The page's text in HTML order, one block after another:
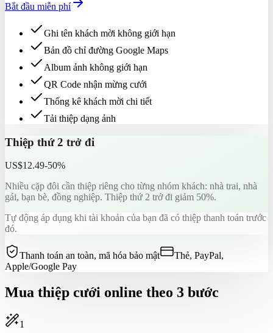
Bắt đầu miễn phí
Ghi tên khách mời không giới hạn
Bản đồ chỉ đường Google Maps
Album ảnh không giới hạn
QR Code nhận mừng cưới
Thống kê khách mời chi tiết
Tải thiệp dạng ảnh
Thiệp thứ 2 trở đi
US$12.49-50%
Nhiều cặp đôi cần thiệp riêng cho từng nhóm khách: nhà trai, nhà
gái, bạn bè, đồng nghiệp. Thiệp thứ 2 trở đi giảm 50%.
Tự động áp dụng khi tài khoản của bạn đã có thiệp thanh toán trước
đó.
Thanh toán an toàn, mã hóa bảo mật
Thẻ, PayPal,
Apple/Google Pay
Mua thiệp cưới online theo 3 bước
1